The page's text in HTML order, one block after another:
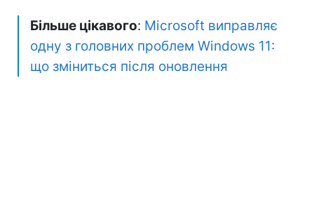
Більше цікавого: Microsoft виправляє
одну з головних проблем Windows 11:
що зміниться після оновлення